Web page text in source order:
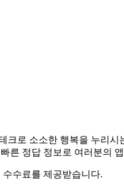
크로 소소한 행복을 누리
른 정답 정보로 여러분의
수료를 제공받습니다.